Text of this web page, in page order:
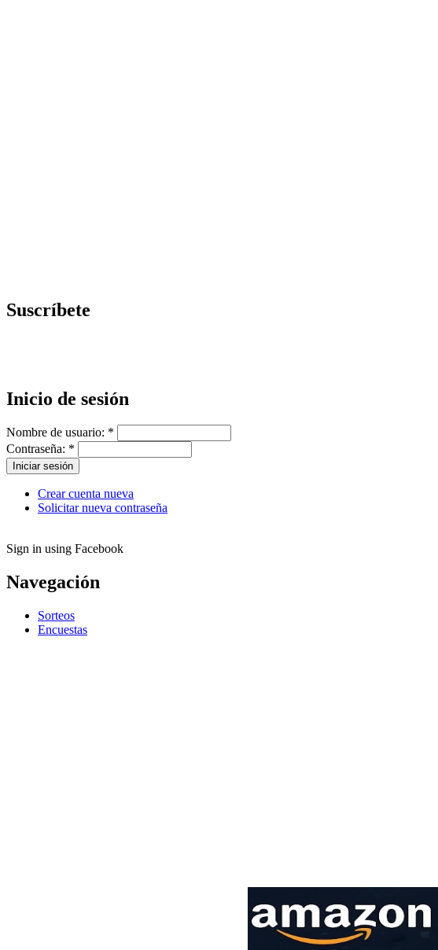
Suscríbete
Inicio de sesión
Nombre de usuario: *
Contraseña: *
Crear cuenta nueva
Solicitar nueva contraseña
Sign in using Facebook
Navegación
Sorteos
Encuestas